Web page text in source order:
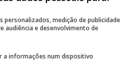
personalizados, medição de publicidade
audiência e desenvolvimento de
a informações num dispositivo